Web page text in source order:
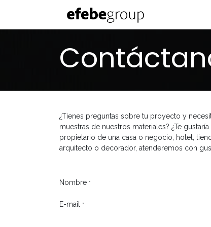
¿Tienes preguntas sobre tu proyecto y
muestras de nuestros materiales? ¿Te
propietario de una casa o negocio, hotel,
arquitecto o decorador, atenderemos con
Nombre *
E-mail *